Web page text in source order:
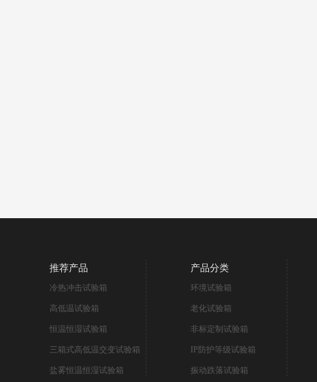
推荐产品
冷热冲击试验箱
高低温试验箱
恒温恒湿试验箱
三箱式高低温交变试验箱
盐雾恒温恒湿试验箱
产品分类
环境试验箱
老化试验箱
非标定制试验箱
IP防护等级试验箱
振动跌落试验箱